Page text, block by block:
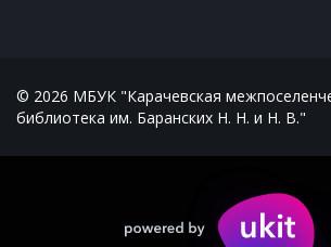
© 2026 МБУК "Карачевская
библиотека им. Баранских Н. Н. и Н. В."